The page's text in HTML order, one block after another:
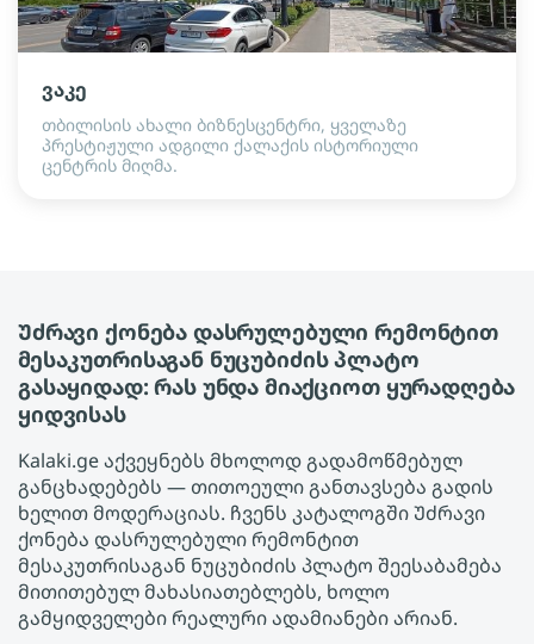
ვაკე
თბილისის ახალი ბიზნესცენტრი, ყველაზე
პრესტიჟული ადგილი ქალაქის ისტორიული
ცენტრის მიღმა.
Უძრავი ქონება დასრულებული რემონტით
მესაკუთრისაგან ნუცუბიძის პლატო
გასაყიდად: რას უნდა მიაქციოთ ყურადღება
ყიდვისას
Kalaki.ge აქვეყნებს მხოლოდ გადამოწმებულ
განცხადებებს — თითოეული განთავსება გადის
ხელით მოდერაციას. ჩვენს კატალოგში Უძრავი
ქონება დასრულებული რემონტით
მესაკუთრისაგან ნუცუბიძის პლატო შეესაბამება
მითითებულ მახასიათებლებს, ხოლო
გამყიდველები რეალური ადამიანები არიან.